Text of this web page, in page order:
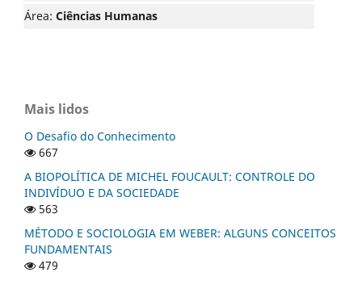
Área: Ciências Humanas
Mais lidos
O Desafio do Conhecimento
667
A BIOPOLÍTICA DE MICHEL FOUCAULT: CONTROLE DO
INDIVÍDUO E DA SOCIEDADE
563
MÉTODO E SOCIOLOGIA EM WEBER: ALGUNS CONCEITOS
FUNDAMENTAIS
479